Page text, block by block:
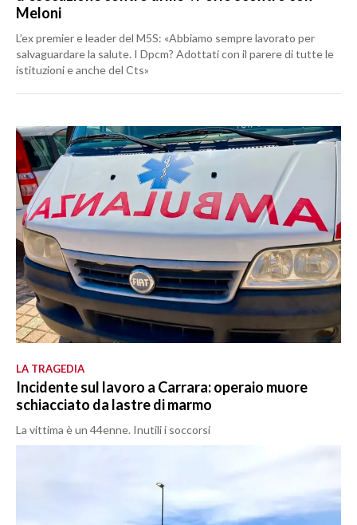
Meloni
L’ex premier e leader del M5S: «Abbiamo sempre lavorato per
salvaguardare la salute. I Dpcm? Adottati con il parere di tutte le
istituzioni e anche del Cts»
LA TRAGEDIA
Incidente sul lavoro a Carrara: operaio muore
schiacciato da lastre di marmo
La vittima è un 44enne. Inutili i soccorsi